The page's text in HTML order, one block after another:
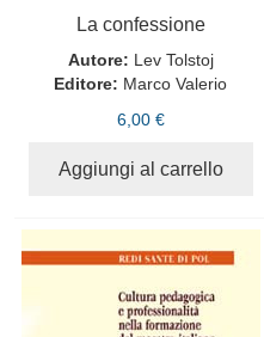
La confessione
Autore: Lev Tolstoj
Editore: Marco Valerio
6,00 €
Aggiungi al carrello